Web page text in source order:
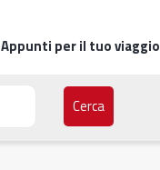
Appunti per il tuo viaggio
Cerca